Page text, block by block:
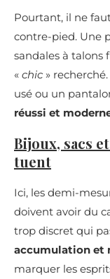
Pourtant, il ne
contre-pied. Une
sandales à
« chic »
usé ou un
réussi et
Bijoux, sacs
tuent
Ici, les demi-
doivent avoir du
trop discret qui
accumulation et
marquer les